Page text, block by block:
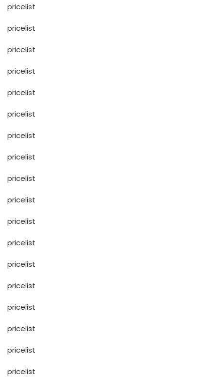
pricelist
pricelist
pricelist
pricelist
pricelist
pricelist
pricelist
pricelist
pricelist
pricelist
pricelist
pricelist
pricelist
pricelist
pricelist
pricelist
pricelist
pricelist